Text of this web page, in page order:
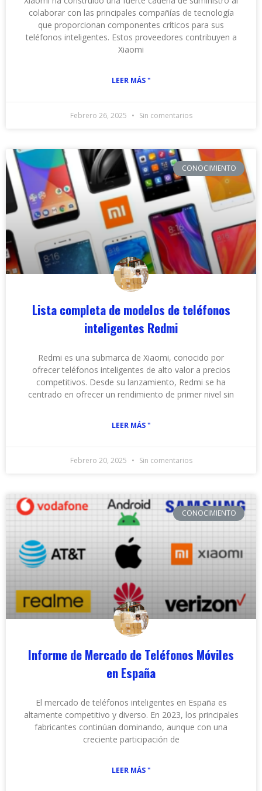
colaborar con las principales compañías de tecnología
que proporcionan componentes críticos para sus
teléfonos inteligentes. Estos proveedores contribuyen a
Xiaomi
LEER MÁS "
Febrero 26, 2025 Sin comentarios
CONOCIMIENTO
Lista completa de modelos de teléfonos
inteligentes Redmi
Redmi es una submarca de Xiaomi, conocido por
ofrecer teléfonos inteligentes de alto valor a precios
competitivos. Desde su lanzamiento, Redmi se ha
centrado en ofrecer un rendimiento de primer nivel sin
LEER MÁS "
Febrero 20, 2025 Sin comentarios
CONOCIMIENTO
Informe de Mercado de Teléfonos Móviles
en España
El mercado de teléfonos inteligentes en España es
altamente competitivo y diverso. En 2023, los principales
fabricantes continúan dominando, aunque con una
creciente participación de
LEER MÁS "